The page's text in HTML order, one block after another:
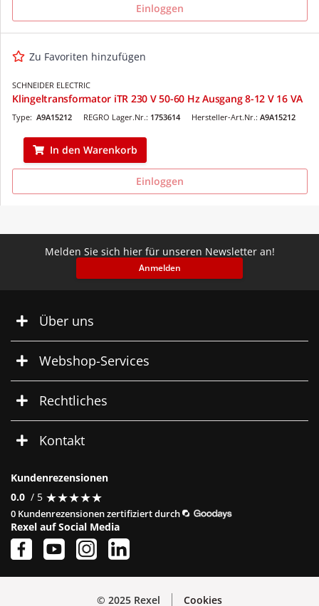
Einloggen
Zu Favoriten hinzufügen
SCHNEIDER ELECTRIC
Klingeltransformator iTR 230 V 50-60 Hz Ausgang 8-12 V 16 VA
REGRO Lager.Nr.: 1753614
Type: A9A15212 Hersteller-Art.Nr.: A9A15212
In den Warenkorb
Einloggen
Melden Sie sich hier für unseren Newsletter an!
Anmelden
Über uns
Webshop-Services
Rechtliches
Kontakt
Kundenrezensionen
0.0 / 5 ★★★★★
★★★★★
0 Kundenrezensionen zertifiziert durch
Rexel auf Social Media
© 2025 Rexel Cookies